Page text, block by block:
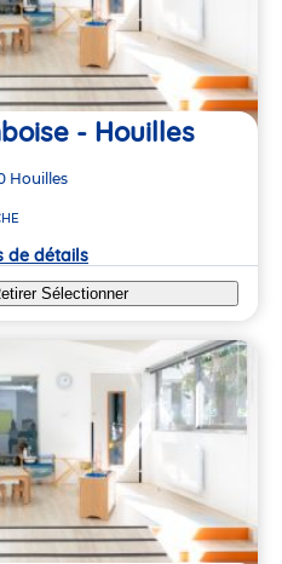
- Houilles
Houilles
de détails
Sélectionner